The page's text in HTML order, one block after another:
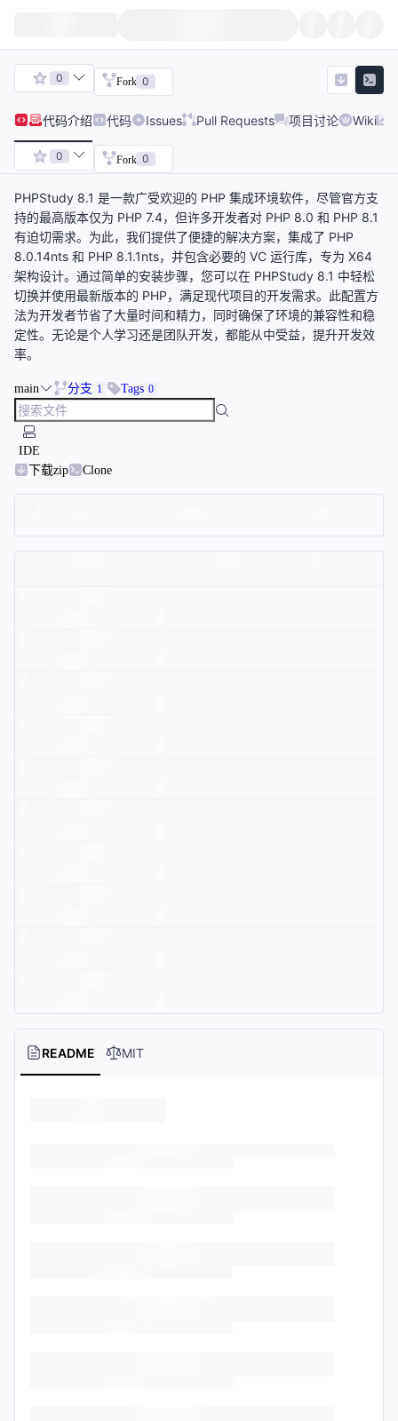
0 Fork 0
代码介绍 代码 Issues Pull Requests 项目讨论 Wiki
0 Fork 0
PHPStudy 8.1 是一款广受欢迎的 PHP 集成环境软件，尽管官方支
持的最高版本仅为 PHP 7.4，但许多开发者对 PHP 8.0 和 PHP 8.1
有迫切需求。为此，我们提供了便捷的解决方案，集成了 PHP
8.0.14nts 和 PHP 8.1.1nts，并包含必要的 VC 运行库，专为 X64
架构设计。通过简单的安装步骤，您可以在 PHPStudy 8.1 中轻松
切换并使用最新版本的 PHP，满足现代项目的开发需求。此配置方
法为开发者节省了大量时间和精力，同时确保了环境的兼容性和稳
定性。无论是个人学习还是团队开发，都能从中受益，提升开发效
率。
main 分支 1 Tags 0
IDE
下载zip
Clone
README MIT